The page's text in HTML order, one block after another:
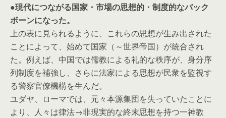
●現代につながる国家・市場の思想的・制度的なバック
ボーンになった。
上の表に見られるように、これらの思想が生み出された
ことによって、始めて国家（～世界帝国）が統合され
た。例えば、中国では儒教による礼的な秩序が、身分序
列制度を補強し、さらに法家による思想が民衆を監視す
る警察官僚機構を生んだ。
ユダヤ、ローマでは、元々本源集団を失っていたことに
より、人々は律法→非現実的な終末思想を持つ一神教